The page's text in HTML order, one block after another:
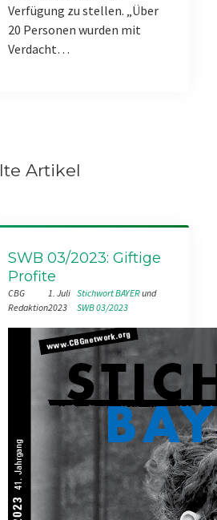
Verfügung zu stellen. „Über
20 Personen wurden mit
Verdacht…
Artikel
SWB 03/2023: Giftige
Profite
CBG
Redaktion
1. Juli
2023
Stichwort BAYER
und
SWB 03/2023